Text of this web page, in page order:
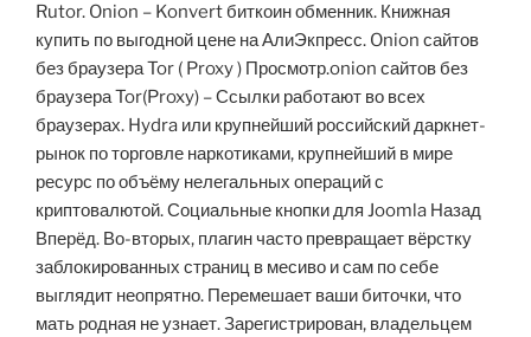
Rutor. Onion – Konvert биткоин обменник. Книжная
купить по выгодной цене на АлиЭкпресс. Onion сайтов
без браузера Tor ( Proxy ) Просмотр.onion сайтов без
браузера Tor(Proxy) – Ссылки работают во всех
браузерах. Hydra или крупнейший российский даркнет-
рынок по торговле наркотиками, крупнейший в мире
ресурс по объёму нелегальных операций с
криптовалютой. Социальные кнопки для Joomla Назад
Вперёд. Во-вторых, плагин часто превращает вёрстку
заблокированных страниц в месиво и сам по себе
выглядит неопрятно. Перемешает ваши биточки, что
мать родная не узнает. Зарегистрирован, владельцем